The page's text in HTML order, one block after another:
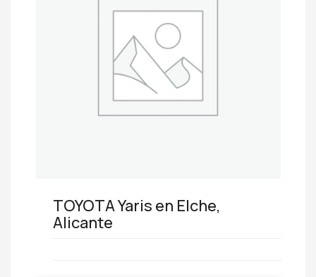
TOYOTA Yaris en Elche,
Alicante